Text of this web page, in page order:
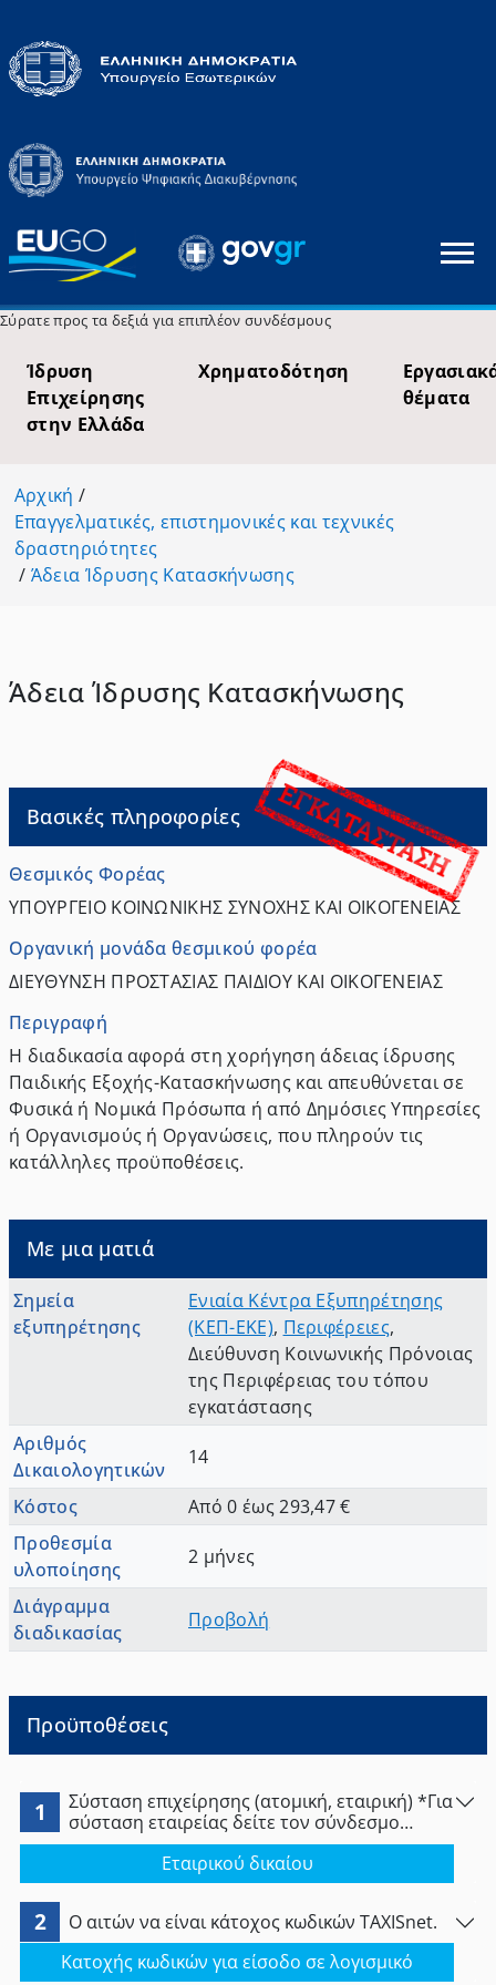
Σύρατε προς τα δεξιά για επιπλέον συνδέσμους
Ίδρυση
Επιχείρησης
στην Ελλάδα
Χρηματοδότηση
θέματα
Αρχική /
Επαγγελματικές, επιστημονικές και τεχνικές
δραστηριότητες
/ Άδεια Ίδρυσης Κατασκήνωσης
Άδεια Ίδρυσης Κατασκήνωσης
Βασικές πληροφορίες
Θεσμικός Φορέας
ΥΠΟΥΡΓΕΙΟ ΚΟΙΝΩΝΙΚΗΣ ΣΥΝΟΧΗΣ ΚΑΙ ΟΙΚΟΓΕΝΕΙΑΣ
Οργανική μονάδα θεσμικού φορέα
ΔΙΕΥΘΥΝΣΗ ΠΡΟΣΤΑΣΙΑΣ ΠΑΙΔΙΟΥ ΚΑΙ ΟΙΚΟΓΕΝΕΙΑΣ
Περιγραφή
Η διαδικασία αφορά στη χορήγηση άδειας ίδρυσης
Παιδικής Εξοχής-Κατασκήνωσης και απευθύνεται σε
Φυσικά ή Νομικά Πρόσωπα ή από Δημόσιες Υπηρεσίες
ή Οργανισμούς ή Οργανώσεις, που πληρούν τις
κατάλληλες προϋποθέσεις.
Με μια ματιά
Σημεία
εξυπηρέτησης
Ενιαία Κέντρα Εξυπηρέτησης
(ΚΕΠ-ΕΚΕ), Περιφέρειες,
Διεύθυνση Κοινωνικής Πρόνοιας
της Περιφέρειας του τόπου
εγκατάστασης
Αριθμός
Δικαιολογητικών
14
Κόστος
Από 0 έως 293,47 €
Προθεσμία
υλοποίησης
2 μήνες
Διάγραμμα
διαδικασίας
Προβολή
Προϋποθέσεις
1
Σύσταση επιχείρησης (ατομική, εταιρική) *Για
σύσταση εταιρείας δείτε τον σύνδεσμο
παρακάτω
Εταιρικού δικαίου
2
Ο αιτών να είναι κάτοχος κωδικών TAXISnet.
Κατοχής κωδικών για είσοδο σε λογισμικό